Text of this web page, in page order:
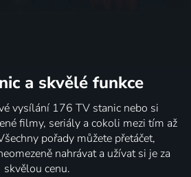
a skvělé funkce
vysílání 176 TV stanic nebo si
filmy, seriály a cokoli mezi tím až
pořady můžete přetáčet,
nahrávat a užívat si je za
skvělou cenu.